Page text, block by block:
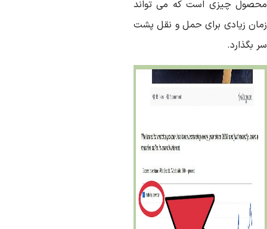
چیزی است که می تواند
زیادی برای حمل و نقل پشت
بگذارد.